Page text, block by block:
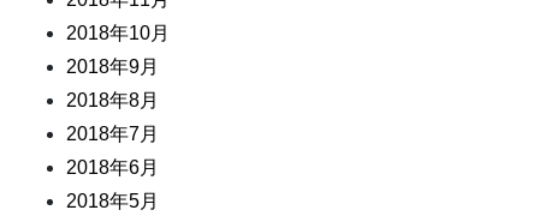
2018年10月
2018年9月
2018年8月
2018年7月
2018年6月
2018年5月